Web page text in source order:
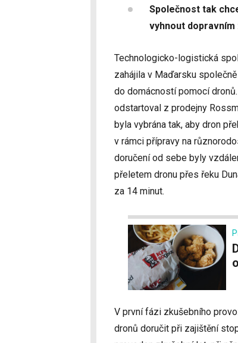
Společnost tak
vyhnout dopravním
Technologicko-logistická
zahájila v Maďarsku
do domácností pomocí
odstartoval z prodejny
byla vybrána tak, aby dron
v rámci přípravy na
doručení od sebe byly
přeletem dronu přes řeku
za 14 minut.
DODO s KFC slaví
V první fázi zkušebního
dronů doručit při zajištění